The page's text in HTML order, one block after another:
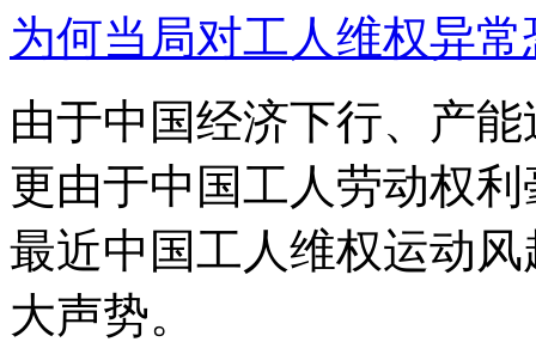
为何当局对工人维权异
由于中国经济下行、产
更由于中国工人劳动权
最近中国工人维权运动
大声势。